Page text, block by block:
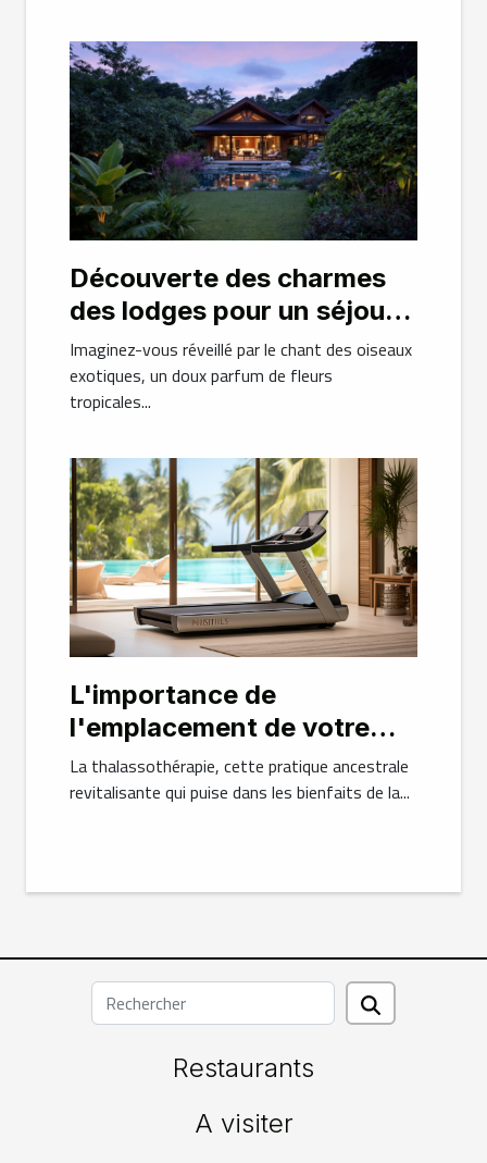
Découverte des charmes
des lodges pour un séjour
inoubliable en Guadeloupe
Imaginez-vous réveillé par le chant des oiseaux
exotiques, un doux parfum de fleurs
tropicales...
L'importance de
l'emplacement de votre
hébergement dans une
expérience thalasso
La thalassothérapie, cette pratique ancestrale
revitalisante qui puise dans les bienfaits de la...
Restaurants
A visiter